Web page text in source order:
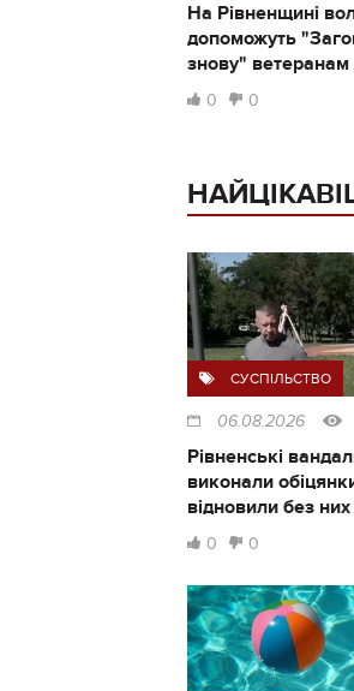
На Рівненщині
допоможуть
знову"
0 0
СУСПІЛЬСТВО
06.08.2026
Рівненські
виконали
відновили без них
0 0